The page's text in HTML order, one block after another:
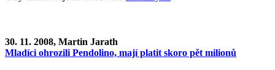
30. 11. 2008, Martin Jarath
Mladíci ohrozili Pendolino, mají platit skoro pět milionů